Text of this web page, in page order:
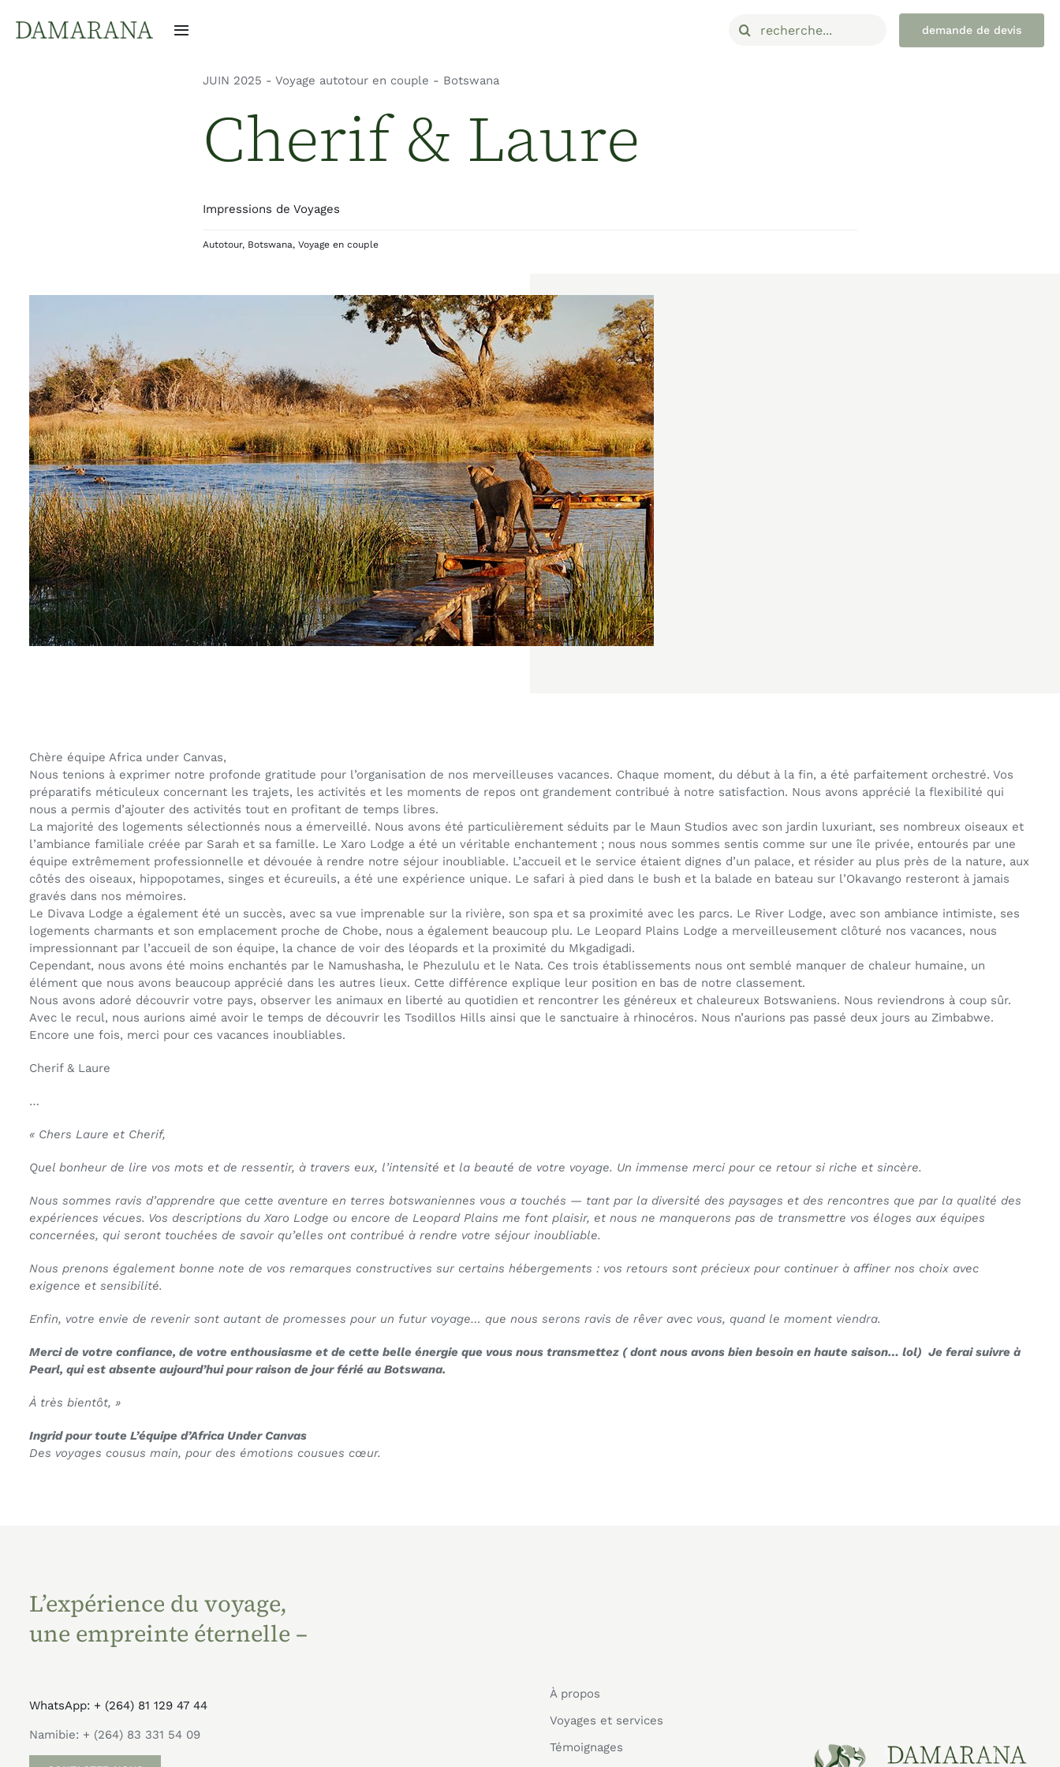
contenu
Navigation
bascule
Voyages et services
Contacts
Rechercher:
demande de devis
JUIN 2025 - Voyage autotour en couple - Botswana
Cherif & Laure
Impressions de Voyages
Autotour, Botswana,Voyage en couple
Chère équipe Africa under Canvas,
Nous tenions à exprimer notre profonde gratitude pour l’organisation de nos merveilleuses vacances. Chaque moment, du début à la fin, a été parfaitement orchestré. Vos
préparatifs méticuleux concernant les trajets, les activités et les moments de repos ont grandement contribué à notre satisfaction. Nous avons apprécié la flexibilité qui
nous a permis d’ajouter des activités tout en profitant de temps libres.
La majorité des logements sélectionnés nous a émerveillé. Nous avons été particulièrement séduits par le Maun Studios avec son jardin luxuriant, ses nombreux oiseaux et
l’ambiance familiale créée par Sarah et sa famille. Le Xaro Lodge a été un véritable enchantement ; nous nous sommes sentis comme sur une île privée, entourés par une
équipe extrêmement professionnelle et dévouée à rendre notre séjour inoubliable. L’accueil et le service étaient dignes d’un palace, et résider au plus près de la nature, aux
côtés des oiseaux, hippopotames, singes et écureuils, a été une expérience unique. Le safari à pied dans le bush et la balade en bateau sur l’Okavango resteront à jamais
gravés dans nos mémoires.
Le Divava Lodge a également été un succès, avec sa vue imprenable sur la rivière, son spa et sa proximité avec les parcs. Le River Lodge, avec son ambiance intimiste, ses
logements charmants et son emplacement proche de Chobe, nous a également beaucoup plu. Le Leopard Plains Lodge a merveilleusement clôturé nos vacances, nous
impressionnant par l’accueil de son équipe, la chance de voir des léopards et la proximité du Mkgadigadi.
Cependant, nous avons été moins enchantés par le Namushasha, le Phezululu et le Nata. Ces trois établissements nous ont semblé manquer de chaleur humaine, un
élément que nous avons beaucoup apprécié dans les autres lieux. Cette différence explique leur position en bas de notre classement.
Nous avons adoré découvrir votre pays, observer les animaux en liberté au quotidien et rencontrer les généreux et chaleureux Botswaniens. Nous reviendrons à coup sûr.
Avec le recul, nous aurions aimé avoir le temps de découvrir les Tsodillos Hills ainsi que le sanctuaire à rhinocéros. Nous n’aurions pas passé deux jours au Zimbabwe.
Encore une fois, merci pour ces vacances inoubliables.
Cherif & Laure
…
« Chers Laure et Cherif,
Quel bonheur de lire vos mots et de ressentir, à travers eux, l’intensité et la beauté de votre voyage. Un immense merci pour ce retour si riche et sincère.
Nous sommes ravis d’apprendre que cette aventure en terres botswaniennes vous a touchés — tant par la diversité des paysages et des rencontres que par la qualité des
expériences vécues. Vos descriptions du Xaro Lodge ou encore de Leopard Plains me font plaisir, et nous ne manquerons pas de transmettre vos éloges aux équipes
concernées, qui seront touchées de savoir qu’elles ont contribué à rendre votre séjour inoubliable.
Nous prenons également bonne note de vos remarques constructives sur certains hébergements : vos retours sont précieux pour continuer à affiner nos choix avec
exigence et sensibilité.
Enfin, votre envie de revenir sont autant de promesses pour un futur voyage… que nous serons ravis de rêver avec vous, quand le moment viendra.
Merci de votre confiance, de votre enthousiasme et de cette belle énergie que vous nous transmettez ( dont nous avons bien besoin en haute saison… lol) Je ferai suivre à
Pearl, qui est absente aujourd’hui pour raison de jour férié au Botswana.
À très bientôt, »
Ingrid pour toute L’équipe d’Africa Under Canvas
Des voyages cousus main, pour des émotions cousues cœur.
L’expérience du voyage,
une empreinte éternelle –
WhatsApp: + (264) 81 129 47 44
Namibie: + (264) 83 331 54 09
À propos
Voyages et services
Témoignages